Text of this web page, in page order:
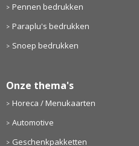
Pennen bedrukken
Paraplu's bedrukken
Snoep bedrukken
Onze thema's
Horeca / Menukaarten
Automotive
Geschenkpakketten